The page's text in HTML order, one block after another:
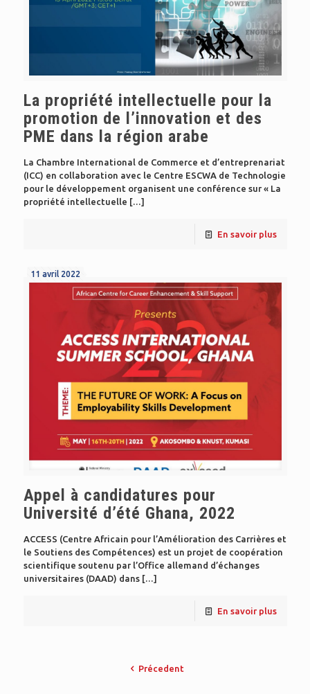
La propriété intellectuelle pour la
promotion de l’innovation et des
PME dans la région arabe
La Chambre International de Commerce et d’entreprenariat
(ICC) en collaboration avec le Centre ESCWA de Technologie
pour le développement organisent une conférence sur « La
propriété intellectuelle […]
En savoir plus
11 avril 2022
Appel à candidatures pour
Université d’été Ghana, 2022
ACCESS (Centre Africain pour l’Amélioration des Carrières et
le Soutiens des Compétences) est un projet de coopération
scientifique soutenu par l’Office allemand d’échanges
universitaires (DAAD) dans[…]
En savoir plus
Précedent